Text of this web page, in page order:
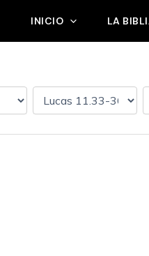
INICIO LA